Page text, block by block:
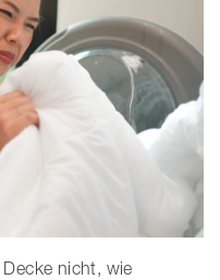
nicht, wie